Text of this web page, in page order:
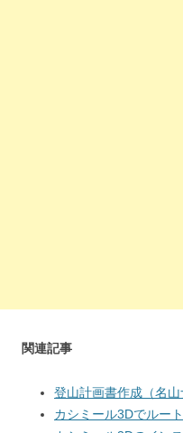
関連記事
登山計画書作成（名山
カシミール3Dでルー